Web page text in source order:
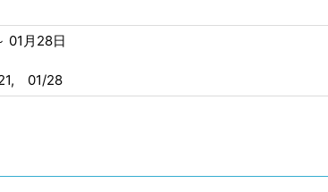
01月28日
01/28